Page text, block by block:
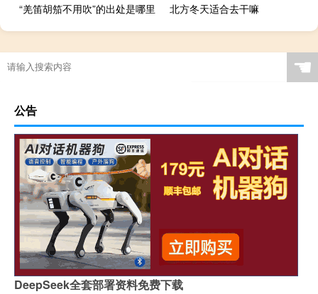
“羌笛胡笳不用吹”的出处是哪里
北方冬天适合去干嘛
☚
公告
DeepSeek全套部署资料免费下载